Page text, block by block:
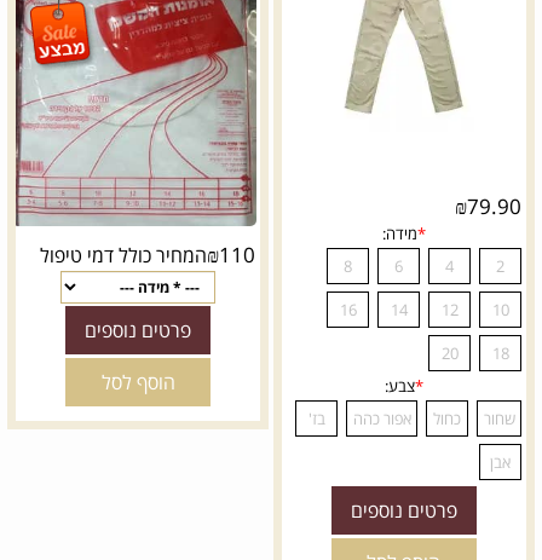
₪79.90
פרטים נוספים
₪110 המחיר כולל דמי טיפול
פרטים נוספים
הוסף לסל